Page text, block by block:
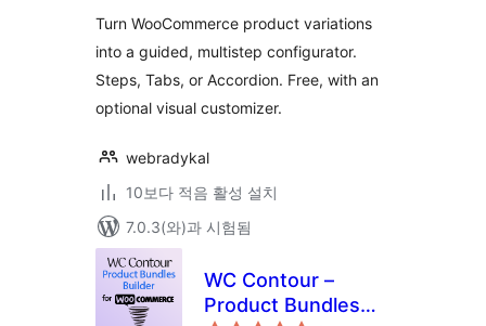
점
Turn WooCommerce product variations
into a guided, multistep configurator.
Steps, Tabs, or Accordion. Free, with an
optional visual customizer.
webradykal
10보다 적음 활성 설치
7.0.3(와)과 시험됨
WC Contour –
Product Bundles